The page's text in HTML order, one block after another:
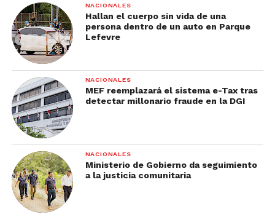
NACIONALES
Hallan el cuerpo sin vida de una
persona dentro de un auto en Parque
Lefevre
NACIONALES
MEF reemplazará el sistema e-Tax tras
detectar millonario fraude en la DGI
NACIONALES
Ministerio de Gobierno da seguimiento
a la justicia comunitaria